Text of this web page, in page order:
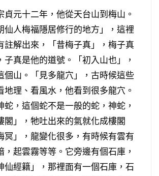
元十二年，他從天台山到梅山。
仙人梅福隱居修行的地方」，這裡
註解出來，「昔梅子真」，梅子真
子真是他的道號。「初入山也」，
個山。「見多龍穴」，古時候這些
地理、看風水，他看到很多龍穴。
蛇，這個蛇不是一般的蛇，神蛇，
閣」，牠吐出來的氣就化成樓閣
冥」，龍變化很多，有時候有雲有
，起雲霧等等。它旁邊有個石庫，
仙經籍」，那裡面有一個石庫，石